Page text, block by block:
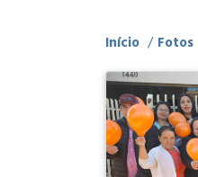
Início / Fotos